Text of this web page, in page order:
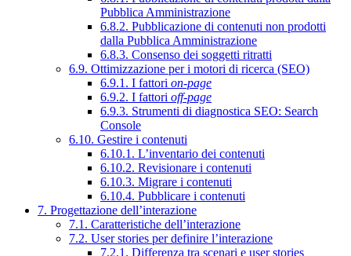
Pubblica Amministrazione
6.8.2. Pubblicazione di contenuti non prodotti
dalla Pubblica Amministrazione
6.8.3. Consenso dei soggetti ritratti
6.9. Ottimizzazione per i motori di ricerca (SEO)
6.9.1. I fattori on-page
6.9.2. I fattori off-page
6.9.3. Strumenti di diagnostica SEO: Search
Console
6.10. Gestire i contenuti
6.10.1. L’inventario dei contenuti
6.10.2. Revisionare i contenuti
6.10.3. Migrare i contenuti
6.10.4. Pubblicare i contenuti
7. Progettazione dell’interazione
7.1. Caratteristiche dell’interazione
7.2. User stories per definire l’interazione
7.2.1. Differenza tra scenari e user stories